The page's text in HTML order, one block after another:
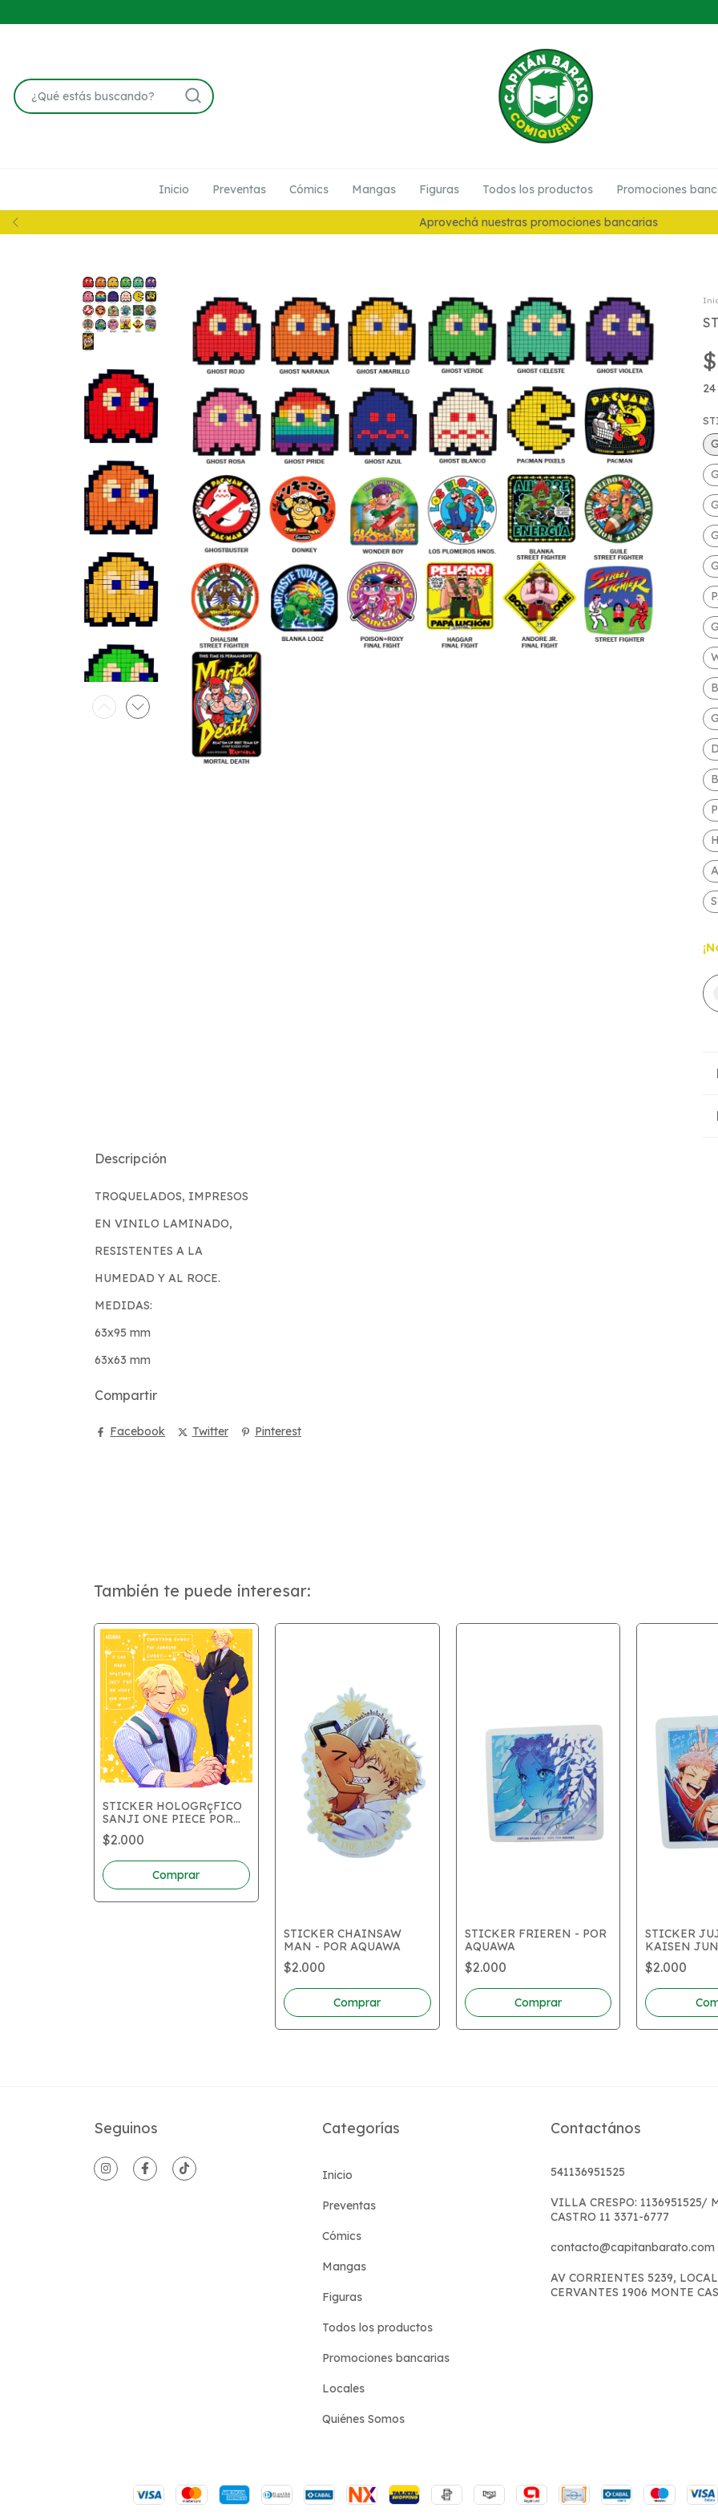
Aprovechá nuestras promociones bancarias
Inicio Preventas Cómics Mangas Figuras Todos los productos Promociones
24
Descripción
TROQUELADOS, IMPRESOS
EN VINILO LAMINADO,
RESISTENTES A LA
HUMEDAD Y AL ROCE.
MEDIDAS:
63x95 mm
63x63 mm
Compartir
Facebook Twitter Pinterest
También te puede interesar:
STICKER HOLOGRçFICO
SANJI ONE PIECE POR
AQUAWA
$2.000
STICKER CHAINSAW
MAN - POR AQUAWA
$2.000
STICKER FRIEREN - POR
AQUAWA
$2.000
STICKER
KAISEN
AQUAWA
$2.000
Seguinos Categorías
Inicio
Preventas
Cómics
Mangas
Figuras
Todos los productos
Promociones bancarias
Locales
Quiénes Somos
Contactános
541136951525
VILLA CRESPO: 1136951525/
CASTRO 11 3371-6777
contacto@capitanbarato.com
AV CORRIENTES 5239,
CERVANTES 1906 MONTE